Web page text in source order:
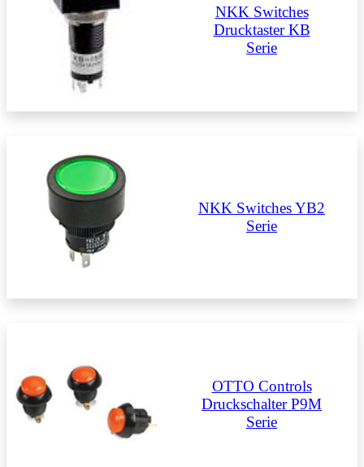
NKK Switches
Drucktaster KB
Serie
NKK Switches YB2
Serie
OTTO Controls
Druckschalter P9M
Serie